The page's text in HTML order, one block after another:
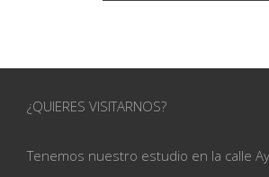
¿QUIERES VISITARNOS?
Tenemos nuestro estudio en la calle